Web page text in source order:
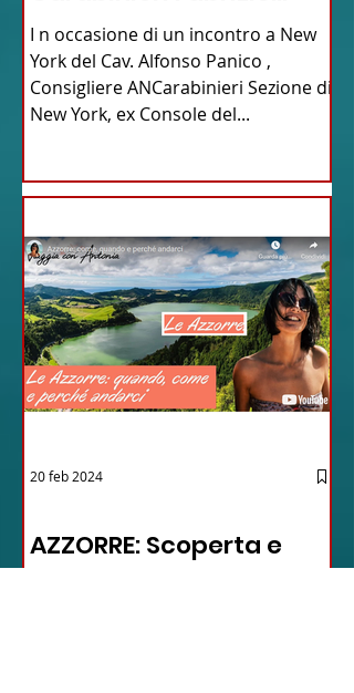
Parrulli
I n occasione di un incontro a New
York del Cav. Alfonso Panico ,
Consigliere ANCarabinieri Sezione di
New York, ex Console del...
AZZORRE: Scoperta e
20 feb 2024